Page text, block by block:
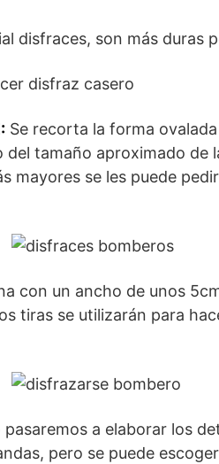
disfraces, son más duras
Se recorta la forma
tamaño aproximado de
mayores se les puede
con un ancho de unos
tiras se utilizarán para
a elaborar los
pero se puede